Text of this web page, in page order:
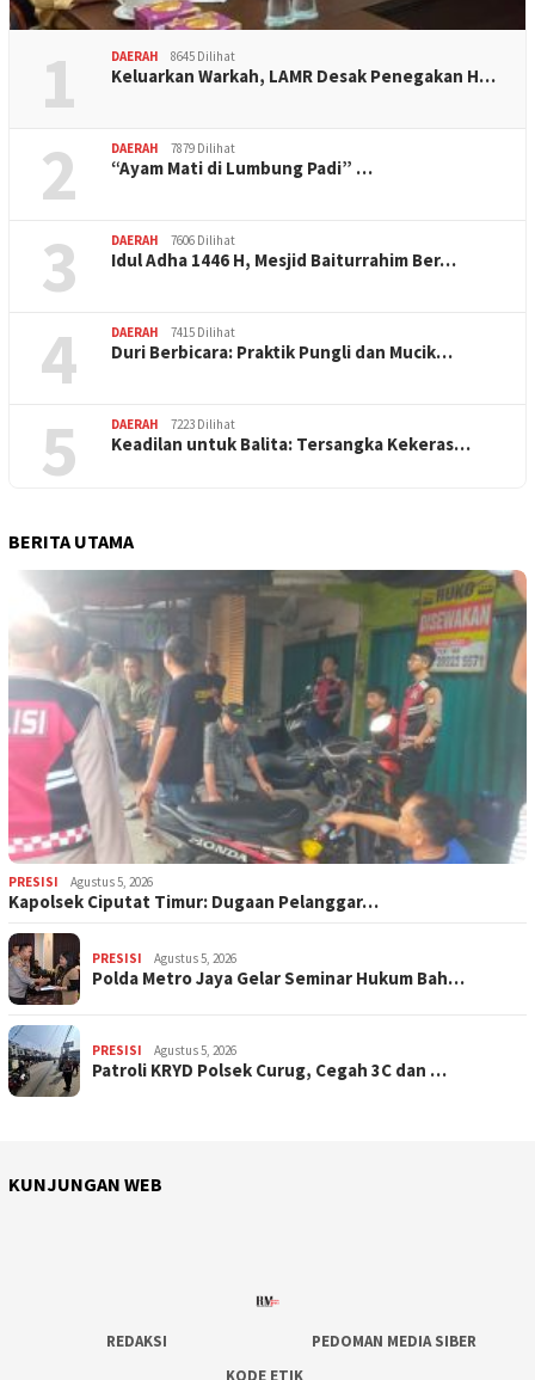
1 DAERAH 8645 Dilihat
Keluarkan Warkah, LAMR Desak Penegakan H…
2 DAERAH 7879 Dilihat
“Ayam Mati di Lumbung Padi” …
3 DAERAH 7606 Dilihat
Idul Adha 1446 H, Mesjid Baiturrahim Ber…
4 DAERAH 7415 Dilihat
Duri Berbicara: Praktik Pungli dan Mucik…
5 DAERAH 7223 Dilihat
Keadilan untuk Balita: Tersangka Kekeras…
BERITA UTAMA
PRESISI Agustus 5, 2026
Kapolsek Ciputat Timur: Dugaan Pelanggar…
PRESISI Agustus 5, 2026
Polda Metro Jaya Gelar Seminar Hukum Bah…
PRESISI Agustus 5, 2026
Patroli KRYD Polsek Curug, Cegah 3C dan …
KUNJUNGAN WEB
REDAKSI
PEDOMAN MEDIA SIBER
KODE ETIK